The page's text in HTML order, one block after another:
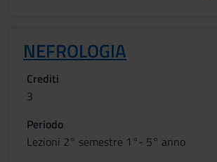
NEFROLOGIA
Crediti
3
Periodo
Lezioni 2° semestre 1°- 5° anno